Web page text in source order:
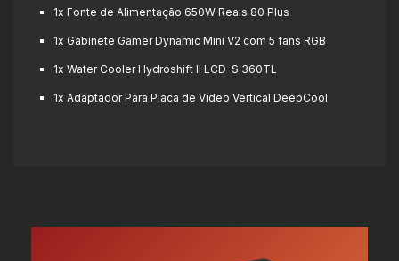
1x Fonte de Alimentação 650W Reais 80 Plus
1x Gabinete Gamer Dynamic Mini V2 com 5 fans RGB
1x Water Cooler Hydroshift II LCD-S 360TL
1x Adaptador Para Placa de Vídeo Vertical DeepCool